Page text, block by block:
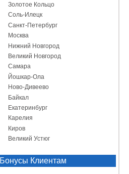
Золотое Кольцо
Соль-Илецк
Санкт-Петербург
Москва
Нижний Новгород
Великий Новгород
Самара
Йошкар-Ола
Ново-Дивеево
Байкал
Екатеринбург
Карелия
Киров
Великий Устюг
Бонусы Клиентам